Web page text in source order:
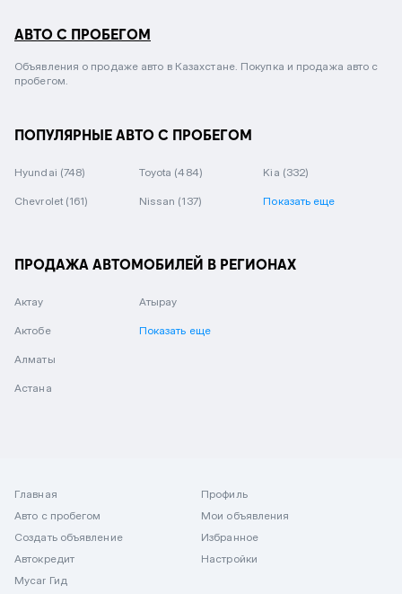
АВТО С ПРОБЕГОМ
Объявления о продаже авто в Казахстане. Покупка и продажа авто с
пробегом.
ПОПУЛЯРНЫЕ АВТО С ПРОБЕГОМ
Hyundai (748) Toyota (484) Kia (332)
Chevrolet (161) Nissan (137) Показать еще
ПРОДАЖА АВТОМОБИЛЕЙ В РЕГИОНАХ
Актау
Актобе
Алматы
Астана
Атырау
Показать еще
Главная
Авто с пробегом
Создать объявление
Автокредит
Mycar Гид
Профиль
Мои объявления
Избранное
Настройки